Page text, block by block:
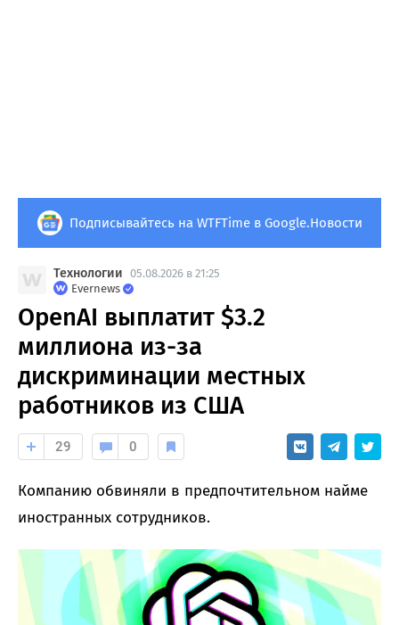
Подписывайтесь на WTFTime в Google.Новости
Технологии 05.08.2026 в 21:25
Evernews
OpenAI выплатит $3.2
миллиона из-за
дискриминации местных
работников из США
29 0
Компанию обвиняли в предпочтительном найме
иностранных сотрудников.